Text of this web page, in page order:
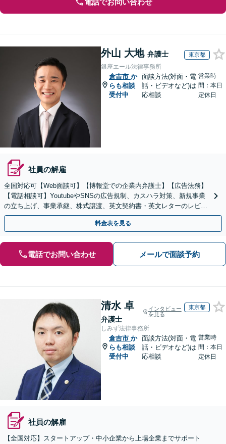
外山 大地 弁護士 東京都
銀座エール法律事務所
倉吉市 か
らも相談
受付中
面談方法(対面・電
話・ビデオなど)は
応相談
営業時
間：本日
定休日
社員の解雇
全国対応可【Web面談可】【博報堂での企業内弁護士】【広告法務】
【電話相談可】YoutubeやSNSの広告規制、カスハラ対策、新規事業
の立ち上げ、事業承継、株式譲渡、英文契約書・英文レターのレビュ
ー・ドラフトなどに対応。
料金表を見る
電話でお問い合わせ メールで面談予約
清水 卓
弁護士
インタビュー
を見る
東京都
しみず法律事務所
倉吉市 か
らも相談
受付中
面談方法(対面・電
話・ビデオなど)は
応相談
営業時
間：本日
定休日
社員の解雇
【全国対応】スタートアップ・中小企業から上場企業までサポート